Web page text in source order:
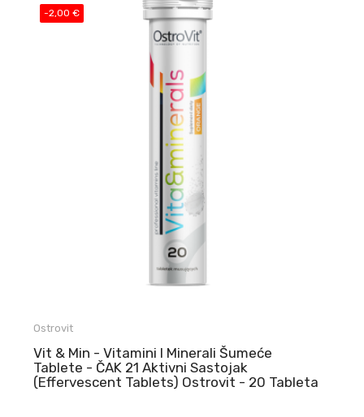
-2,00 €
Ostrovit
Vit & Min - Vitamini I Minerali Šumeće
Tablete - ČAK 21 Aktivni Sastojak
(Effervescent Tablets) Ostrovit - 20 Tableta